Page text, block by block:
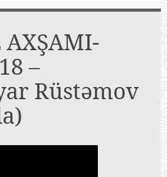
AXŞAMI-
–
Rüstəmov